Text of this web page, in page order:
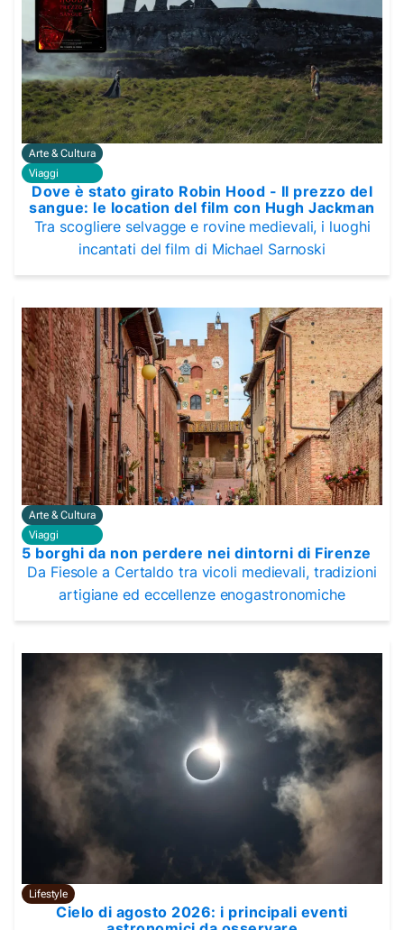
Arte & Cultura
Viaggi
Dove è stato girato Robin Hood - Il prezzo del
sangue: le location del film con Hugh Jackman
Tra scogliere selvagge e rovine medievali, i luoghi
incantati del film di Michael Sarnoski
Arte & Cultura
Viaggi
5 borghi da non perdere nei dintorni di Firenze
Da Fiesole a Certaldo tra vicoli medievali, tradizioni
artigiane ed eccellenze enogastronomiche
Lifestyle
Cielo di agosto 2026: i principali eventi